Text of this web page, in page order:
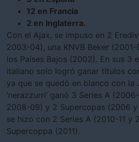
12 en Francia
2 en Inglaterra.
Con el Ajax, se impuso en 2
2003-04), una KNVB Beker
los Países Bajos (2002). En sus 3
italiano solo logró ganar títulos
ya que se quedó en blanco con la
‘nerazzurri’ ganó 3 Series A
2008-09) y 2 Supercopas (2006
se hizo con 2 Series A (2010-11 y
Supercoppa (2011).